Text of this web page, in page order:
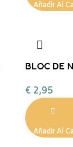
Añadir Al
BLOC DE
€ 2,95
Añadir Al